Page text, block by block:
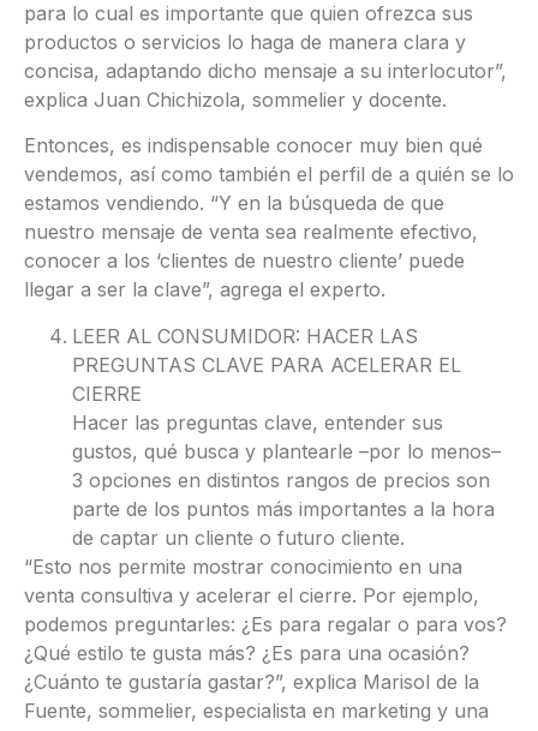
para lo cual es importante que quien ofrezca sus
productos o servicios lo haga de manera clara y
concisa, adaptando dicho mensaje a su interlocutor”,
explica Juan Chichizola, sommelier y docente.
Entonces, es indispensable conocer muy bien qué
vendemos, así como también el perfil de a quién se lo
estamos vendiendo. “Y en la búsqueda de que
nuestro mensaje de venta sea realmente efectivo,
conocer a los ‘clientes de nuestro cliente’ puede
llegar a ser la clave”, agrega el experto.
LEER AL CONSUMIDOR: HACER LAS
PREGUNTAS CLAVE PARA ACELERAR EL
CIERRE
Hacer las preguntas clave, entender sus
gustos, qué busca y plantearle –por lo menos–
3 opciones en distintos rangos de precios son
parte de los puntos más importantes a la hora
de captar un cliente o futuro cliente.
“Esto nos permite mostrar conocimiento en una
venta consultiva y acelerar el cierre. Por ejemplo,
podemos preguntarles: ¿Es para regalar o para vos?
¿Qué estilo te gusta más? ¿Es para una ocasión?
¿Cuánto te gustaría gastar?”, explica Marisol de la
Fuente, sommelier, especialista en marketing y una